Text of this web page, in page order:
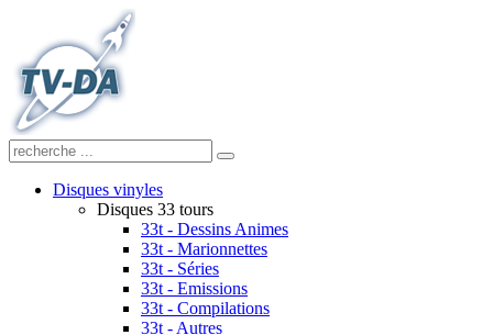
Disques vinyles
Disques 33 tours
33t - Dessins Animes
33t - Marionnettes
33t - Séries
33t - Emissions
33t - Compilations
33t - Autres